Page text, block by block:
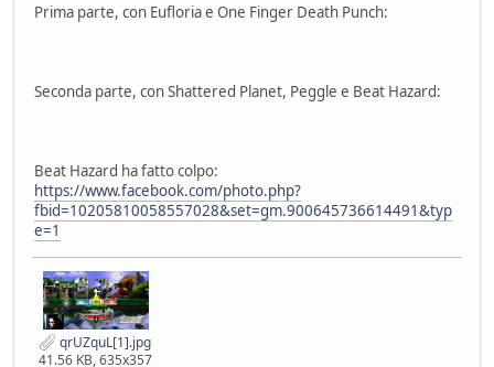
Prima parte, con Eufloria e One Finger Death Punch:
Seconda parte, con Shattered Planet, Peggle e Beat Hazard:
Beat Hazard ha fatto colpo:
https://www.facebook.com/photo.php?
fbid=10205810058557028&set=gm.900645736614491&typ
e=1
qrUZquL[1].jpg
41.56 KB, 635x357